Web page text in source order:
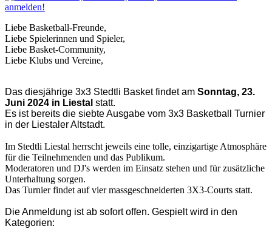
Liebe Basketball-Freunde,
Liebe Spielerinnen und Spieler,
Liebe Basket-Community,
Liebe Klubs und Vereine,
Das diesjährige 3x3 Stedtli Basketfindet am Sonntag, 23.
Juni 2024 in Liestal statt.
Es ist bereits die siebte Ausgabe vom 3x3 Basketball Turnier
in der Liestaler Altstadt.
Im Stedtli Liestal herrscht jeweils eine tolle, einzigartige Atmosphäre
für die Teilnehmenden und das Publikum.
Moderatoren und DJ's werden im Einsatz stehen und für zusätzliche
Unterhaltung sorgen.
Das Turnier findet auf vier massgeschneiderten 3X3-Courts statt.
Die Anmeldung ist ab sofort offen. Gespielt wird in den
Kategorien: